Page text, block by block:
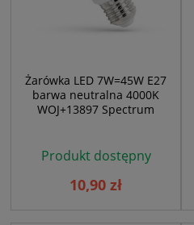
Żarówka LED 7W=45W E27
barwa neutralna 4000K
WOJ+13897 Spectrum
Produkt dostępny
10,90 zł